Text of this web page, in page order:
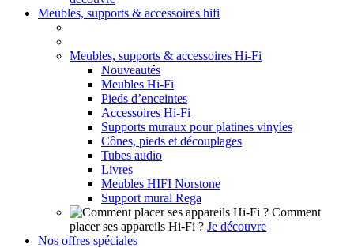
Meubles, supports & accessoires hifi
Meubles, supports & accessoires Hi-Fi
Nouveautés
Meubles Hi-Fi
Pieds d’enceintes
Accessoires Hi-Fi
Supports muraux pour platines vinyles
Cônes, pieds et découplages
Tubes audio
Livres
Meubles HIFI Norstone
Support mural Rega
Comment
placer ses appareils Hi-Fi ? Je découvre
Nos offres spéciales